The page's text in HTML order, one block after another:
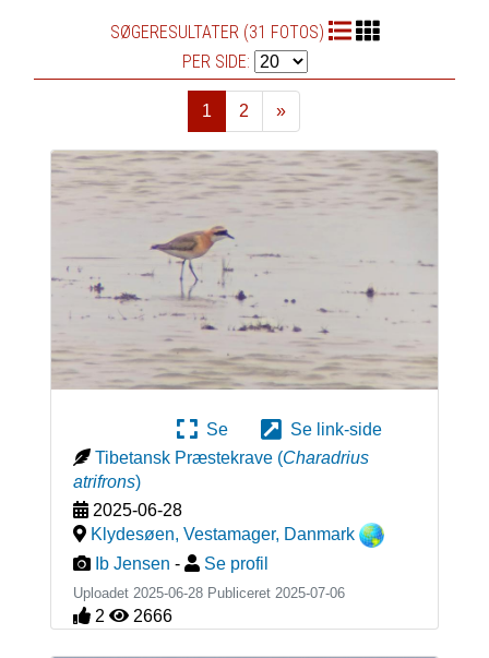
SØGERESULTATER (31 FOTOS)
PER SIDE:
1 2
»
Næste
Se
Se link-side
Tibetansk Præstekrave (Charadrius
atrifrons)
2025-06-28
Klydesøen, Vestamager, Danmark
Ib Jensen - Se profil
Uploadet 2025-06-28 Publiceret 2025-07-06
2 2666